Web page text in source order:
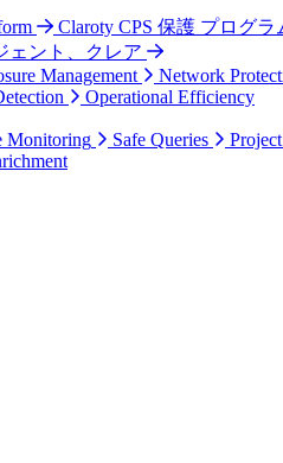
Claroty CPS 保護 プログラ
ェント、クレア
Management
Network
Operational Efficiency
Monitoring Safe Queries